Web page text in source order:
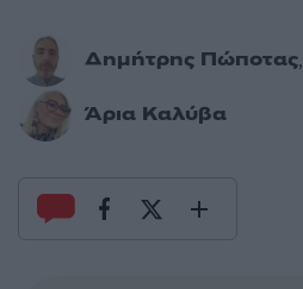
Δημήτρης Πώποτας,
Άρια Καλύβα